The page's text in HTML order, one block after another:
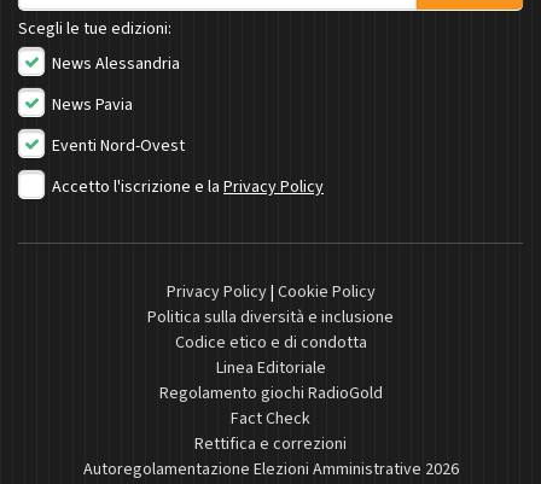
Scegli le tue edizioni:
News Alessandria
News Pavia
Eventi Nord-Ovest
Accetto l'iscrizione e la Privacy Policy
Privacy Policy| Cookie Policy
Politica sulla diversità e inclusione
Codice etico e di condotta
Linea Editoriale
Regolamento giochi RadioGold
Fact Check
Rettifica e correzioni
Autoregolamentazione Elezioni Amministrative 2026